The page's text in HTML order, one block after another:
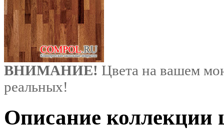
ВНИМАНИЕ! Цвета на вашем
реальных!
Описание коллекции